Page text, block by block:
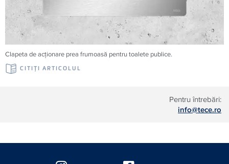
Pentru întrebări:
info@tece.ro
Clapeta de acționare prea frumoasă pentru toalete publice.
CITIŢI ARTICOLUL